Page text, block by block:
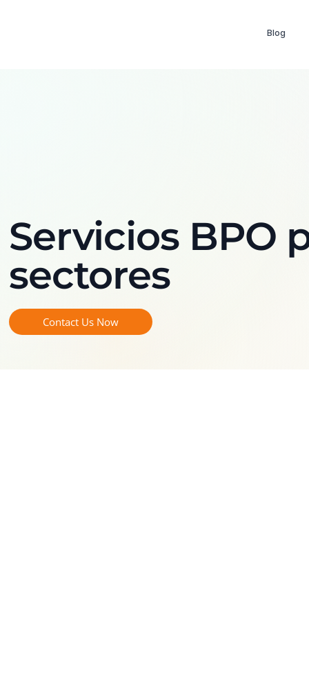
Blog
Servicios BPO
sectores
Contact Us Now